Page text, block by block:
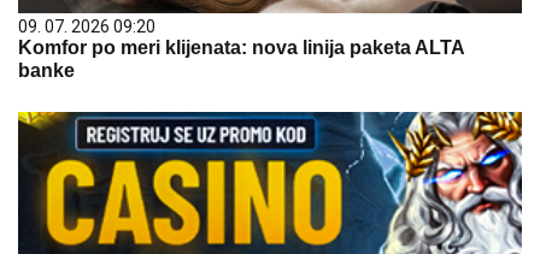
09. 07. 2026 09:20
Komfor po meri klijenata: nova linija paketa ALTA
banke